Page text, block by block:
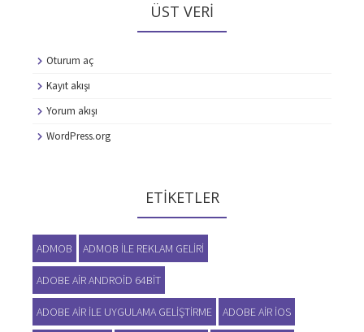
ÜST VERI
Oturum aç
Kayıt akışı
Yorum akışı
WordPress.org
ETIKETLER
ADMOB ADMOB ILE REKLAM GELIRI
ADOBE AIR ANDROID 64BIT
ADOBE AIR ILE UYGULAMA GELIŞTIRME ADOBE AIR IOS